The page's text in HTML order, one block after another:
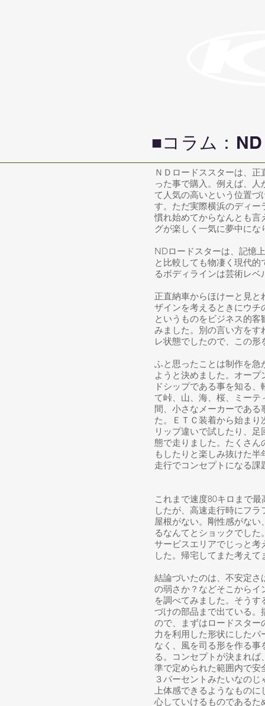
​■コラム：
ＮＤロードススターは、
った事で購入。例えば、
て人気の高いという位置
す。ただ実際横浜のディ
慣れ始めてからなんとも
グが楽しく一気に夢中にな
NDロードスターは、記憶
と比較しても物凄く現代
るボディラインは芸術レ
正直納車からほけーと見
ザインを考えるときにウ
というものをビジネス的
みました。別の言い方を
レ状態でしたので、この
ふと思ったことは制作を
ようと決めました。オー
ドシップである事を知る
て峠、山、海、桜、ミー
間、小さなメーカーであ
た。ＥＴＣ装着から始ま
リップ違いで試したり、
態で走りました。たくさ
もしたりと楽しみ抜けた
走行でコンセプトになる
これまで速度80キロまで
したが、高速走行時にフ
屋根がない。剛性感がな
るなんてとショックでした
サービスエリアでじっと
した。帰宅してまた考えて
結論づいたのは、不安定
の弱さか？などそこから
を調べてみました。そう
づけの部品まで出ている
ので、まずはロードスタ
力を利用した形状にした
なく、風を司る形を作る
る。
コンセプトが決まれ
準で定められた範囲内で
３パーセントみたいなの
上体感できるようなもの
心していけるものである